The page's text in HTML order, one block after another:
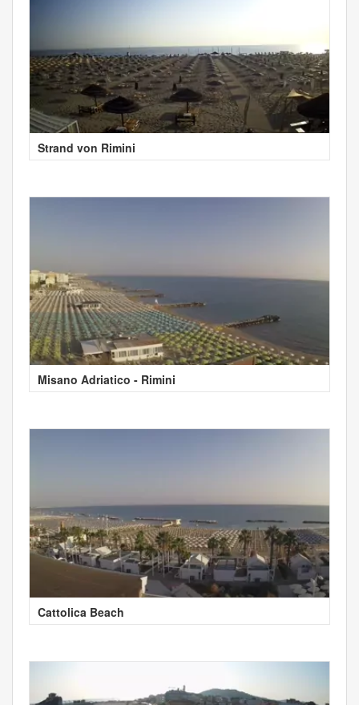
Strand von Rimini
Misano Adriatico - Rimini
Cattolica Beach